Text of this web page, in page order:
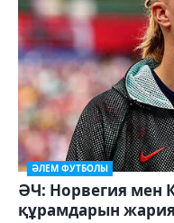
ӘЛЕМ ФУТБОЛЫ
ӘЧ: Норвегия мен
құрамдарын